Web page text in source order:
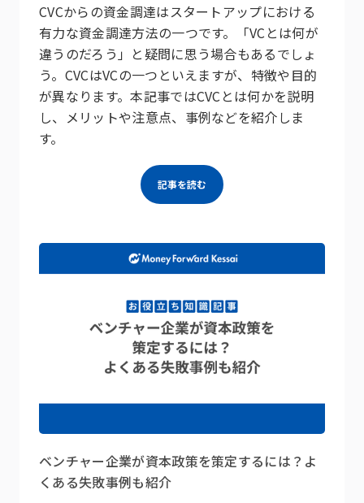
CVCからの資金調達はスタートアップにおける
有力な資金調達方法の一つです。「VCとは何が
違うのだろう」と疑問に思う場合もあるでしょ
う。CVCはVCの一つといえますが、特徴や目的
が異なります。本記事ではCVCとは何かを説明
し、メリットや注意点、事例などを紹介しま
す。
記事を読む
ベンチャー企業が資本政策を策定するには？よ
くある失敗事例も紹介